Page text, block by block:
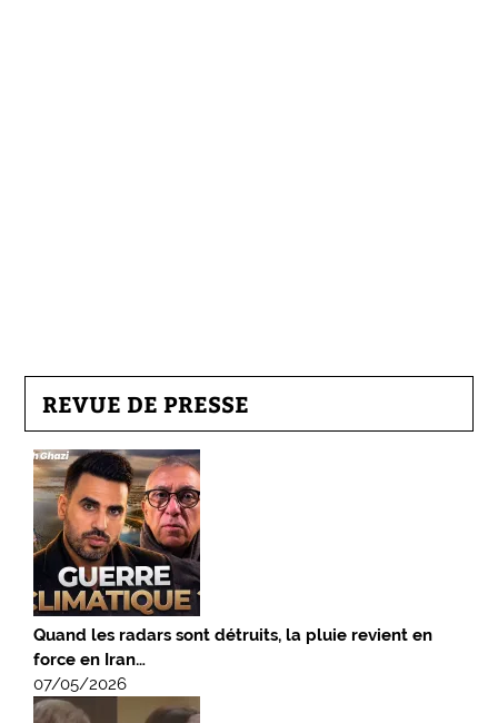
REVUE DE PRESSE
Quand les radars sont détruits, la pluie revient en
force en Iran…
07/05/2026